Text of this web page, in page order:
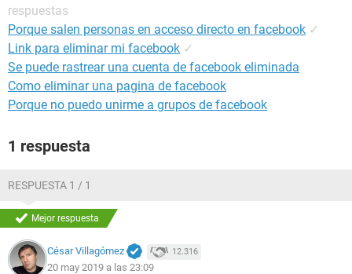
respuestas
Porque salen personas en acceso directo en facebook ✓
Link para eliminar mi facebook ✓
Se puede rastrear una cuenta de facebook eliminada
Como eliminar una pagina de facebook
Porque no puedo unirme a grupos de facebook
1 respuesta
RESPUESTA 1 / 1
Mejor respuesta
César Villagómez 12.316
20 may 2019 a las 23:09